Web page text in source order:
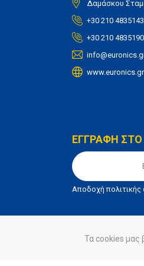
Δαμάσκου
+30 210
+30 210 4835190
www.euronics.gr
ΕΓΓΡΑΦΗ ΣΤΟ
Αποδοχή
© euronics 2020
Τα cookies μας